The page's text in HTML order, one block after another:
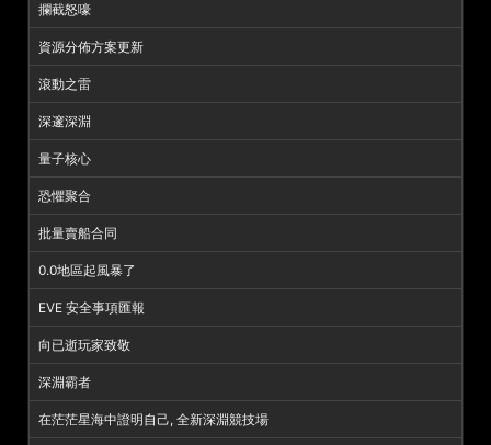
攔截怒嚎
資源分佈方案更新
滾動之雷
深邃深淵
量子核心
恐懼聚合
批量賣船合同
0.0地區起風暴了
EVE 安全事項匯報
向已逝玩家致敬
深淵霸者
在茫茫星海中證明自己, 全新深淵競技場